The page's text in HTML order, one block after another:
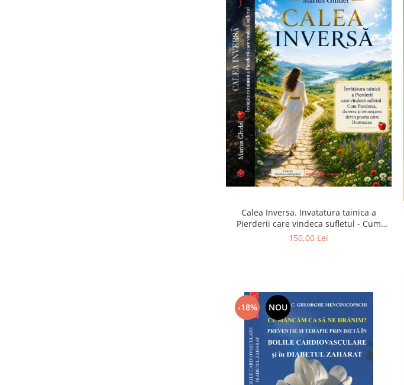
Calea Inversa. Invatatura tainica a
Pierderii care vindeca sufletul - Cum
Pierderea, durerea si renuntarea devin
150,00 Lei
-18% NOU